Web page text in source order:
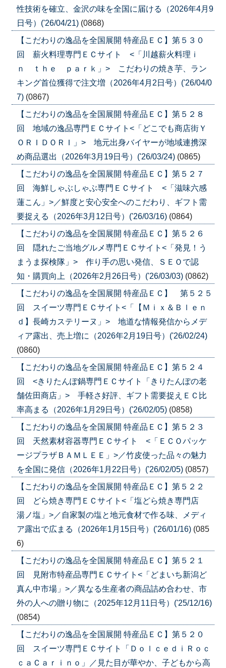
性技術を確立、金沢の味を全国に届ける（2026年4月9
日号）('26/04/21) (0868)
【こだわりの逸品を全国展開 特産品ＥＣ】第５３０
回 薪火料理専門ＥＣサイト <「川越薪火料理ｉ
ｎ ｔｈｅ ｐａｒｋ」> こだわりの焼き芋、ラン
キング首位獲得で注文増（2026年4月2日号）('26/04/0
7) (0867)
【こだわりの逸品を全国展開 特産品ＥＣ】第５２８
回 地域の逸品専門ＥＣサイト<「どこでも商店街Ｙ
ＯＲＩＤＯＲＩ」> 地元出身バイヤーが地域連携深
め商品選出（2026年3月19日号）('26/03/24) (0865)
【こだわりの逸品を全国展開 特産品ＥＣ】第５２７
回 海鮮しゃぶしゃぶ専門ＥＣサイト <「滋味六感
蓮こん」>／鮮度と安心安全へのこだわり、ギフト需
要捉える（2026年3月12日号）('26/03/16) (0864)
【こだわりの逸品を全国展開 特産品ＥＣ】第５２６
回 隠れたご当地グルメ専門ＥＣサイト<「発見！う
まうま探検隊」> 作り手の思い発信、ＳＥＯで認
知・購買向上（2026年2月26日号）('26/03/03) (0862)
【こだわりの逸品を全国展開 特産品ＥＣ】 第５２５
回 スイーツ専門ＥＣサイト<「【Ｍｉｘ＆Ｂｌｅｎ
ｄ】長崎カステリーヌ」> 地道な情報発信からメデ
ィア露出、売上増に（2026年2月19日号）('26/02/24)
(0860)
【こだわりの逸品を全国展開 特産品ＥＣ】第５２４
回 <きりたんぽ鍋専門ＥＣサイト「きりたんぽの老
舗佐田商店」> 手軽さ好評、ギフト需要捉えＥＣ比
率高まる（2026年1月29日号）('26/02/05) (0858)
【こだわりの逸品を全国展開 特産品ＥＣ】第５２３
回 天然素材容器専門ＥＣサイト <「ＥＣＯパッケ
ージプラザＢＡＭＬＥＥ」>／竹皮使った品々の魅力
を全国に発信（2026年1月22日号）('26/02/05) (0857)
【こだわりの逸品を全国展開 特産品ＥＣ】第５２２
回 どら焼き専門ＥＣサイト<「塩どら焼き専門店
湯ノ塩」>／自家製の塩と地元食材で作る味、メディ
ア露出で広まる（2026年1月15日号）('26/01/16) (085
6)
【こだわりの逸品を全国展開 特産品ＥＣ】第５２１
回 見附市特産品専門ＥＣサイト<「どまいち新潟ど
真ん中市場」>／異なる生産者の商品詰め合わせ、市
外の人への贈り物に（2025年12月11日号）('25/12/16)
(0854)
【こだわりの逸品を全国展開 特産品ＥＣ】第５２０
回 スイーツ専門ＥＣサイト「ＤｏｌｃｅｄｉＲｏｃ
ｃａＣａｒｉｎｏ」／見た目が華やか、子どもから高